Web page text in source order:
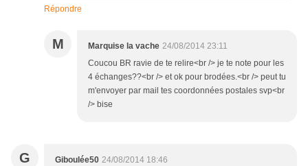
Répondre
M Marquise la vache 24/08/2014 23:11
Coucou BR ravie de te relire<br /> je te note pour les
4 échanges??<br /> et ok pour brodées.<br /> peut tu
m'envoyer par mail tes coordonnées postales svp<br
/> bise
G Giboulée50 24/08/2014 18:46